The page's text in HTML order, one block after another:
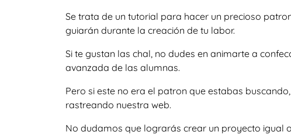
Se trata de un tutorial para hacer un precioso
guiarán durante la creación de tu labor.
Si te gustan las chal, no dudes en animarte a
avanzada de las alumnas.
Pero si este no era el patron que estabas
rastreando nuestra web.
No dudamos que lograrás crear un proyecto igual